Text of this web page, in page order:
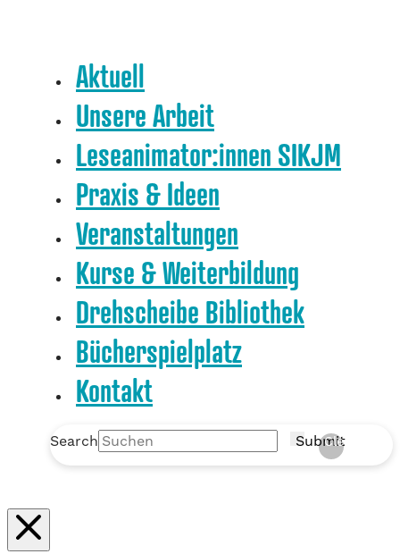
Aktuell
Unsere Arbeit
Leseanimator:innen SIKJM
Praxis & Ideen
Veranstaltungen
Kurse & Weiterbildung
Drehscheibe Bibliothek
Bücherspielplatz
Kontakt
Search Submit
Clear